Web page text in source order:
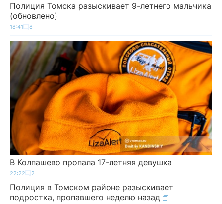
Полиция Томска разыскивает 9-летнего мальчика
(обновлено)
18:41 8
В Колпашево пропала 17-летняя девушка
22:22 2
Полиция в Томском районе разыскивает
подростка, пропавшего неделю назад